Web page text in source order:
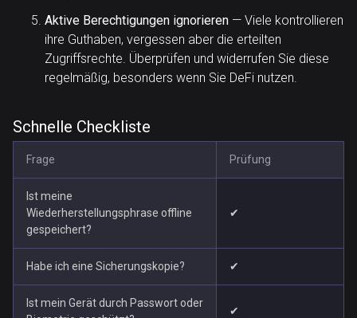
Aktive Berechtigungen ignorieren — Viele kontrollieren
ihre Guthaben, vergessen aber die erteilten
Zugriffsrechte. Überprüfen und widerrufen Sie diese
regelmäßig, besonders wenn Sie DeFi nutzen.
Schnelle Checkliste
Frage Prüfung
Ist meine
Wiederherstellungsphrase offline
gespeichert?
✔
Habe ich eine Sicherungskopie? ✔
Ist mein Gerät durch Passwort oder
✔